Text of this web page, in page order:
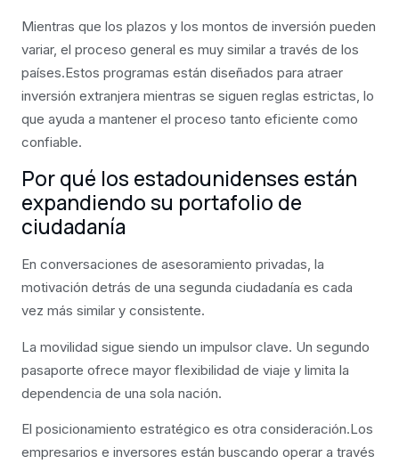
Mientras que los plazos y los montos de inversión pueden
variar, el proceso general es muy similar a través de los
países.Estos programas están diseñados para atraer
inversión extranjera mientras se siguen reglas estrictas, lo
que ayuda a mantener el proceso tanto eficiente como
confiable.
Por qué los estadounidenses están
expandiendo su portafolio de
ciudadanía
En conversaciones de asesoramiento privadas, la
motivación detrás de una segunda ciudadanía es cada
vez más similar y consistente.
La movilidad sigue siendo un impulsor clave. Un segundo
pasaporte ofrece mayor flexibilidad de viaje y limita la
dependencia de una sola nación.
El posicionamiento estratégico es otra consideración.Los
empresarios e inversores están buscando operar a través